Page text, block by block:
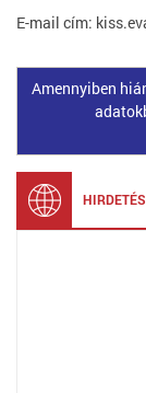
E-mail cím:
Amennyiben